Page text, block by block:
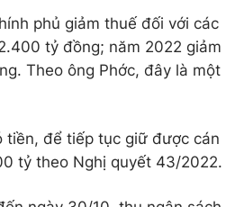
phủ giảm thuế đối với các
tỷ đồng; năm 2022 giảm
Theo ông Phớc, đây là một
tiền, để tiếp tục giữ được cán
tỷ theo Nghị quyết 43/2022.